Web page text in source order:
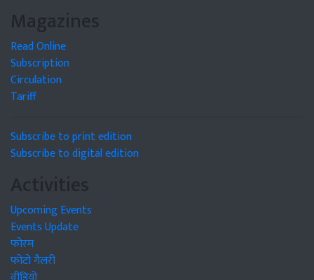
Magazines
Read Online
Subscription
Circulation
Tariff
Subscribe to print edition
Subscribe to digital edition
Activities
Upcoming Events
Events Update
फोरम
फोटो गैलरी